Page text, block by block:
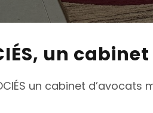
un
un cabinet